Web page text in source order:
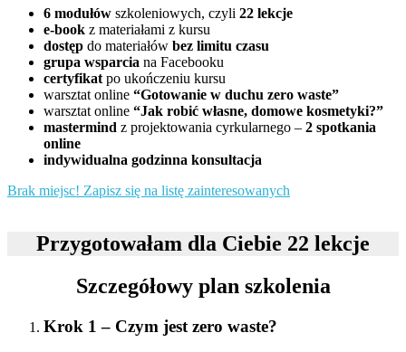
6 modułów szkoleniowych, czyli 22 lekcje
e-book z materiałami z kursu
dostęp do materiałów bez limitu czasu
grupa wsparcia na Facebooku
certyfikatpo ukończeniu kursu
warsztat online “Gotowanie w duchu zero waste”
warsztat online “Jak robić własne, domowe kosmetyki?”
mastermind z projektowania cyrkularnego – 2 spotkania
online
indywidualna godzinna konsultacja
Brak miejsc! Zapisz się na listę zainteresowanych
Przygotowałam dla Ciebie 22 lekcje
Szczegółowy plan szkolenia
Krok 1 – Czym jest zero waste?